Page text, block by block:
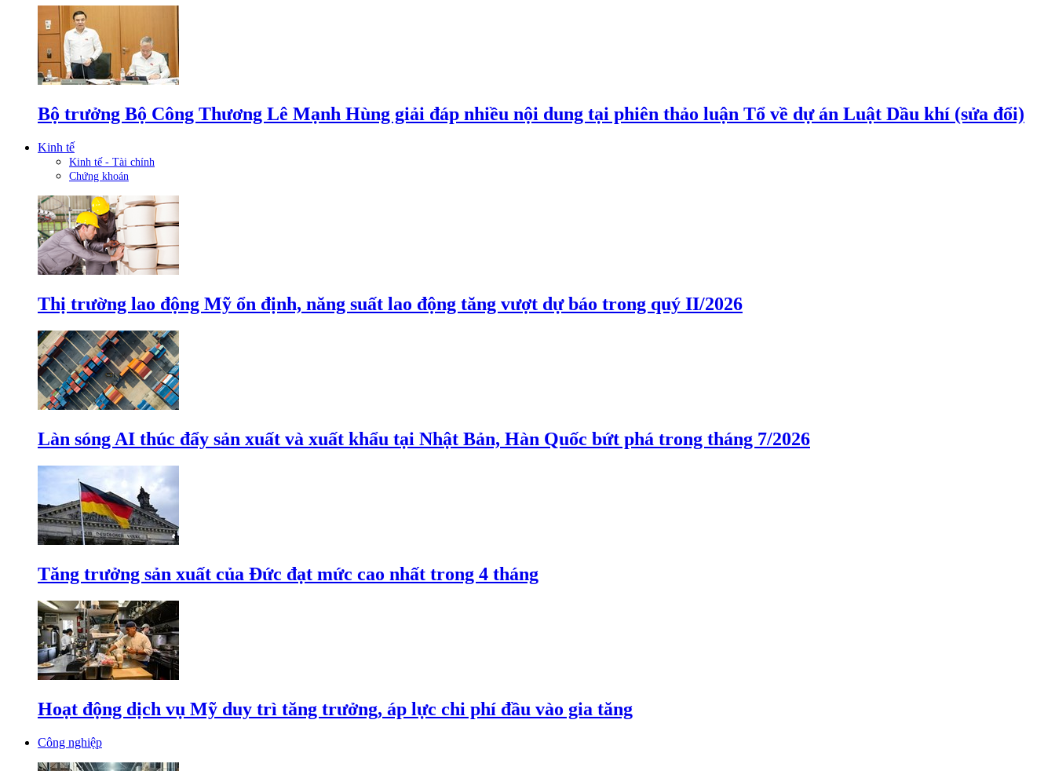
Bộ trưởng Bộ Công Thương Lê Mạnh Hùng giải đáp nhiều nội dung tại phiên thảo luận Tổ về dự án Luật Dầu khí (sửa đổi)
Kinh tế
Kinh tế - Tài chính
Chứng khoán
Thị trường lao động Mỹ ổn định, năng suất lao động tăng vượt dự báo trong quý II/2026
Làn sóng AI thúc đẩy sản xuất và xuất khẩu tại Nhật Bản, Hàn Quốc bứt phá trong tháng 7/2026
Tăng trưởng sản xuất của Đức đạt mức cao nhất trong 4 tháng
Hoạt động dịch vụ Mỹ duy trì tăng trưởng, áp lực chi phí đầu vào gia tăng
Công nghiệp